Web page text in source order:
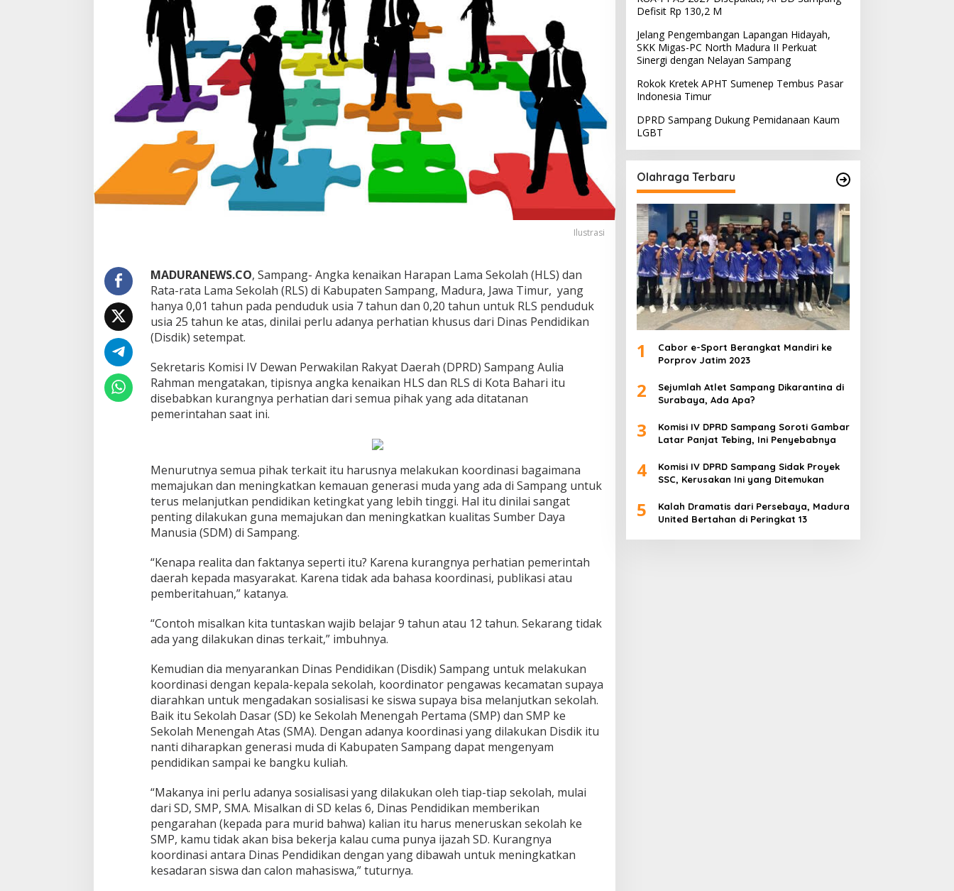
Ilustrasi
MADURANEWS.CO, Sampang- Angka kenaikan Harapan Lama Sekolah (HLS) dan
Rata-rata Lama Sekolah (RLS) di Kabupaten Sampang, Madura, Jawa Timur, yang
hanya 0,01 tahun pada penduduk usia 7 tahun dan 0,20 tahun untuk RLS penduduk
usia 25 tahun ke atas, dinilai perlu adanya perhatian khusus dari Dinas Pendidikan
(Disdik) setempat.
Sekretaris Komisi IV Dewan Perwakilan Rakyat Daerah (DPRD) Sampang Aulia
Rahman mengatakan, tipisnya angka kenaikan HLS dan RLS di Kota Bahari itu
disebabkan kurangnya perhatian dari semua pihak yang ada ditatanan
pemerintahan saat ini.
Menurutnya semua pihak terkait itu harusnya melakukan koordinasi bagaimana
memajukan dan meningkatkan kemauan generasi muda yang ada di Sampang untuk
terus melanjutkan pendidikan ketingkat yang lebih tinggi. Hal itu dinilai sangat
penting dilakukan guna memajukan dan meningkatkan kualitas Sumber Daya
Manusia (SDM) di Sampang.
“Kenapa realita dan faktanya seperti itu? Karena kurangnya perhatian pemerintah
daerah kepada masyarakat. Karena tidak ada bahasa koordinasi, publikasi atau
pemberitahuan,” katanya.
“Contoh misalkan kita tuntaskan wajib belajar 9 tahun atau 12 tahun. Sekarang tidak
ada yang dilakukan dinas terkait,” imbuhnya.
Kemudian dia menyarankan Dinas Pendidikan (Disdik) Sampang untuk melakukan
koordinasi dengan kepala-kepala sekolah, koordinator pengawas kecamatan supaya
diarahkan untuk mengadakan sosialisasi ke siswa supaya bisa melanjutkan sekolah.
Baik itu Sekolah Dasar (SD) ke Sekolah Menengah Pertama (SMP) dan SMP ke
Sekolah Menengah Atas (SMA). Dengan adanya koordinasi yang dilakukan Disdik itu
nanti diharapkan generasi muda di Kabupaten Sampang dapat mengenyam
pendidikan sampai ke bangku kuliah.
“Makanya ini perlu adanya sosialisasi yang dilakukan oleh tiap-tiap sekolah, mulai
dari SD, SMP, SMA. Misalkan di SD kelas 6, Dinas Pendidikan memberikan
pengarahan (kepada para murid bahwa) kalian itu harus meneruskan sekolah ke
SMP, kamu tidak akan bisa bekerja kalau cuma punya ijazah SD. Kurangnya
koordinasi antara Dinas Pendidikan dengan yang dibawah untuk meningkatkan
kesadaran siswa dan calon mahasiswa,” tuturnya.
Defisit Rp 130,2 M
Jelang Pengembangan Lapangan Hidayah,
SKK Migas-PC North Madura II Perkuat
Sinergi dengan Nelayan Sampang
Rokok Kretek APHT Sumenep Tembus Pasar
Indonesia Timur
DPRD Sampang Dukung Pemidanaan Kaum
LGBT
Olahraga Terbaru
1
Cabor e-Sport Berangkat Mandiri ke
Porprov Jatim 2023
2
Sejumlah Atlet Sampang Dikarantina di
Surabaya, Ada Apa?
3
Komisi IV DPRD Sampang Soroti Gambar
Latar Panjat Tebing, Ini Penyebabnya
4
Komisi IV DPRD Sampang Sidak Proyek
SSC, Kerusakan Ini yang Ditemukan
5
Kalah Dramatis dari Persebaya, Madura
United Bertahan di Peringkat 13